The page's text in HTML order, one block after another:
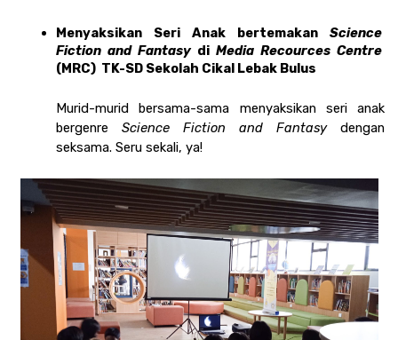
Menyaksikan Seri Anak bertemakan Science
Fiction and Fantasy di Media Recources Centre
(MRC)  TK-SD Sekolah Cikal Lebak Bulus
Murid-murid bersama-sama menyaksikan seri anak
bergenre Science Fiction and Fantasy dengan
seksama. Seru sekali, ya!